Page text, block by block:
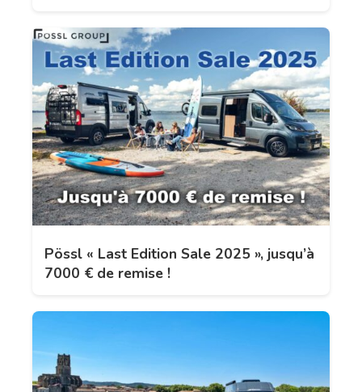
Pössl « Last Edition Sale 2025 », jusqu’à
7000 € de remise !